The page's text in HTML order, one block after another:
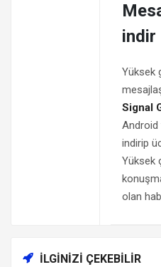
indir
Yüksek
Signal
indirip
Yüksek
olan
İLGINIZI ÇEKEBILIR